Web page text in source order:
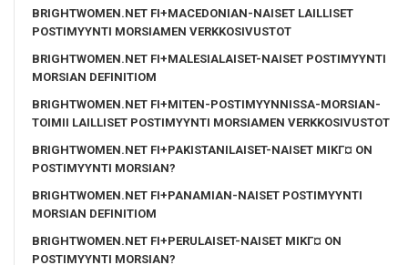
BRIGHTWOMEN.NET FI+MACEDONIAN-NAISET LAILLISET
POSTIMYYNTI MORSIAMEN VERKKOSIVUSTOT
BRIGHTWOMEN.NET FI+MALESIALAISET-NAISET POSTIMYYNTI
MORSIAN DEFINITIOM
BRIGHTWOMEN.NET FI+MITEN-POSTIMYYNNISSA-MORSIAN-
TOIMII LAILLISET POSTIMYYNTI MORSIAMEN VERKKOSIVUSTOT
BRIGHTWOMEN.NET FI+PAKISTANILAISET-NAISET MIKГ¤ ON
POSTIMYYNTI MORSIAN?
BRIGHTWOMEN.NET FI+PANAMIAN-NAISET POSTIMYYNTI
MORSIAN DEFINITIOM
BRIGHTWOMEN.NET FI+PERULAISET-NAISET MIKГ¤ ON
POSTIMYYNTI MORSIAN?